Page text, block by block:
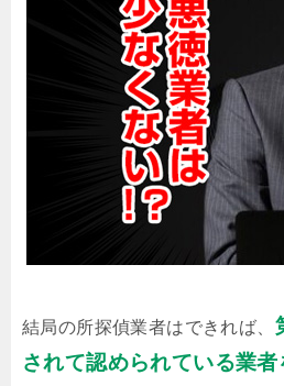
結局の所探偵業者はできれば、
されて認められている業者